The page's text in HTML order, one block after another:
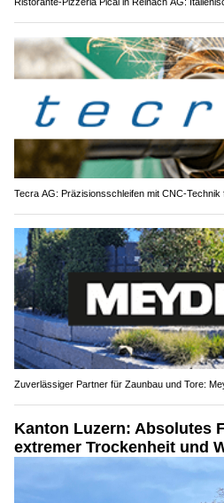
Tecra AG: Präzisionsschleifen mit CNC-
Zuverlässiger Partner für Zaunbau und Tore:
Kanton Luzern: Absolutes
extremer Trockenheit und